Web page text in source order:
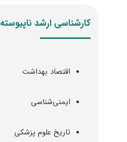
کارشناسی ارشد ناپیوسته
اقتصاد بهداشت
ایمنی‌شناسی
تاریخ علوم پزشکی